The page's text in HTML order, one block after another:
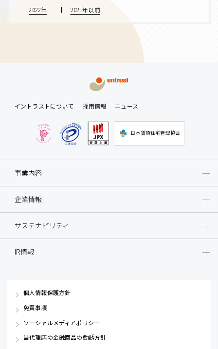
2022年
2021年以前
イントラストについて 採用情報 ニュース
日本賃貸住宅管理協会
事業内容
企業情報
サステナビリティ
IR情報
個人情報保護方針
免責事項
ソーシャルメディアポリシー
当代理店の金融商品の勧誘方針